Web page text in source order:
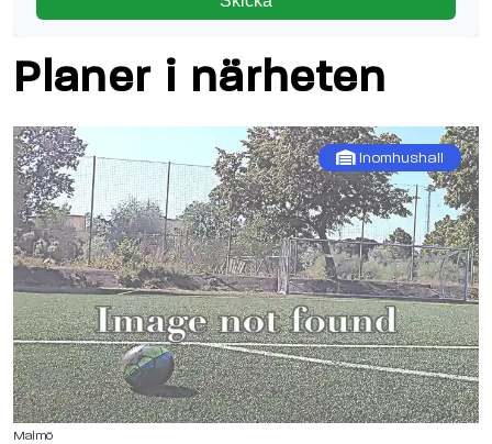
Planer i närheten
Inomhushall
Malmö